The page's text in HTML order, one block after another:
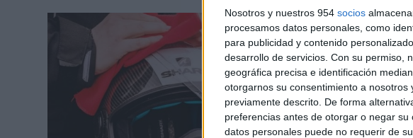
Nosotros y nuestros 954 socios
procesamos datos personales, como
para publicidad y contenido
desarrollo de servicios. Con su permiso,
geográfica precisa e identificación
otorgarnos su consentimiento a
previamente descrito. De forma
preferencias antes de otorgar o negar su
datos personales puede no requerir de